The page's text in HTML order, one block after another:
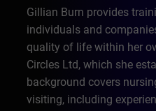
Gillian Burn provides
individuals and
quality of life within her
Circles Ltd, which she
background covers
visiting, including